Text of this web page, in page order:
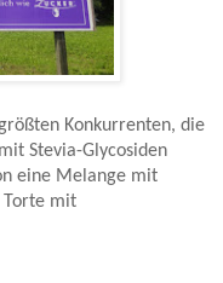
Konkurrenten, die
Stevia-Glycosiden
eine Melange mit
Torte mit